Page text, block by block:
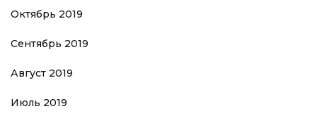
Октябрь 2019
Сентябрь 2019
Август 2019
Июль 2019